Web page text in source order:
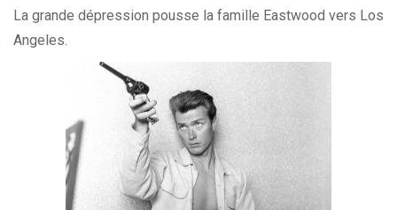
La grande dépression pousse la famille Eastwood vers Los
Angeles.